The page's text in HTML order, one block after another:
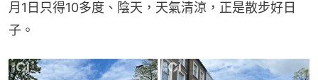
月1日只得10多度、陰天，天氣清涼，正是散步好日
子。